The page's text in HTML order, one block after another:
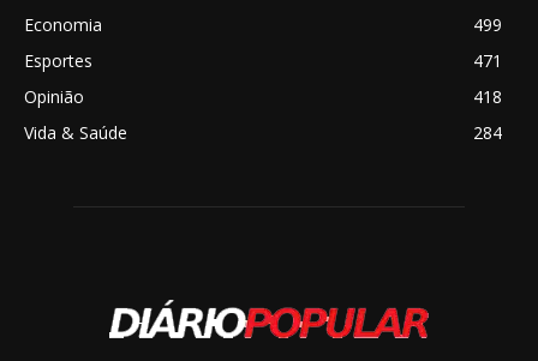
Economia
499
Esportes
471
Opinião
418
Vida & Saúde
284